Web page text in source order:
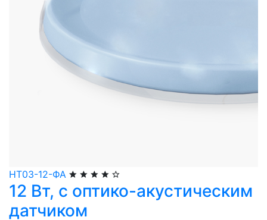
НТ03-12-ФА
12 Вт, с оптико-акустическим
датчиком